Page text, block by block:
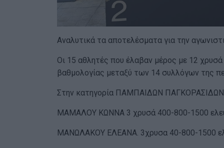
Αναλυτικά τα αποτελέσματα για την
Οι 15 αθλητές που έλαβαν μέρος με 12
βαθμολογίας μεταξύ των 14 συλλόγων της
Στην κατηγορία ΠΑΜΠΑΙΔΩΝ ΠΑΓΚΟΡΑΣΙΔΩΝ
ΜΑΜΑΛΟΥ ΚΩΝΝΑ 3 χρυσά 400-800-1500
ΜΑΝΩΛΑΚΟΥ ΕΛΕΑΝΑ. 3χρυσα 40-800-1500